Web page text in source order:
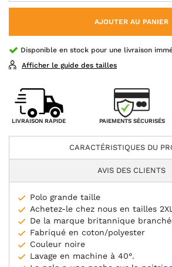
AJOUTER AU PANIER
Disponible en stock pour une livraison
Afficher le guide des tailles
LIVRAISON RAPIDE PAIEMENTS SÉCURISÉS
CARACTÉRISTIQUES DU
AVIS DES CLIENTS
Polo grande taille
Achetez-le chez nous en tailles
De la marque britannique
Fabriqué en coton/polyester
Couleur noire
Lavage en machine à 40°.